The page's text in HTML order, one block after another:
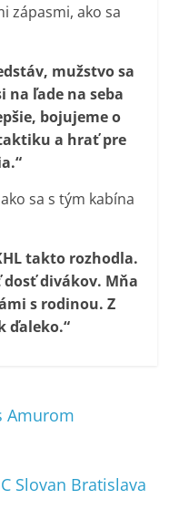
zápasmi, ako sa
mužstvo sa
na ľade na seba
bojujeme o
a hrať pre
sa s tým kabína
takto rozhodla.
divákov. Mňa
s rodinou. Z
ďaleko.“
Amurom
Slovan Bratislava